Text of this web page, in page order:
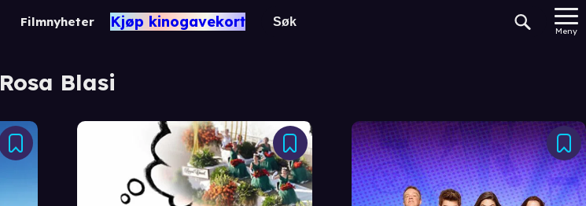
Filmnyheter Kjøp kinogavekort
Meny
Rosa Blasi